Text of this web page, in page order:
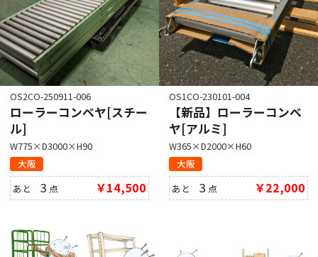
OS2CO-250911-006
ローラーコンベヤ[スチー
ル]
W775×D3000×H90
大阪
あと3 点 ￥14,500
OS1CO-230101-004
【新品】ローラーコンベ
ヤ[アルミ]
W365×D2000×H60
大阪
あと3 点 ￥22,000